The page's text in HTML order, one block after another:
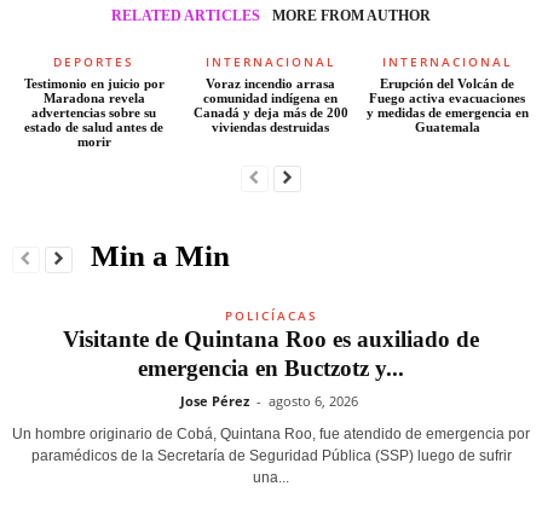
RELATED ARTICLES MORE FROM AUTHOR
DEPORTES
Testimonio en juicio por
Maradona revela
advertencias sobre su
estado de salud antes de
morir
INTERNACIONAL
Voraz incendio arrasa
comunidad indígena en
Canadá y deja más de 200
viviendas destruidas
INTERNACIONAL
Erupción del Volcán de
Fuego activa evacuaciones
y medidas de emergencia en
Guatemala
Min a Min
POLICÍACAS
Visitante de Quintana Roo es auxiliado de
emergencia en Buctzotz y...
Jose Pérez - agosto 6, 2026
Un hombre originario de Cobá, Quintana Roo, fue atendido de emergencia por
paramédicos de la Secretaría de Seguridad Pública (SSP) luego de sufrir
una...